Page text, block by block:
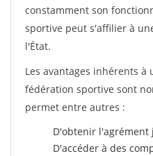
constamment son
sportive peut s'affilier à
l'État.
Les avantages inhérents
fédération sportive sont
permet entre autres :
D'obtenir l'agrément
D'accéder à des